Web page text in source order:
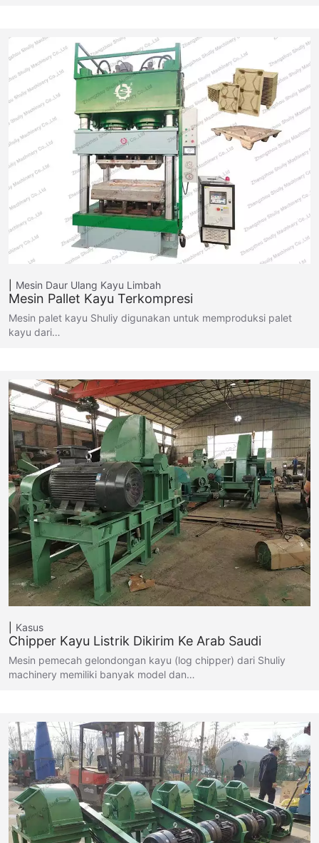
Mesin Daur Ulang Kayu Limbah
Mesin Pallet Kayu Terkompresi
Mesin palet kayu Shuliy digunakan untuk memproduksi palet
kayu dari…
Kasus
Chipper Kayu Listrik Dikirim Ke Arab Saudi
Mesin pemecah gelondongan kayu (log chipper) dari Shuliy
machinery memiliki banyak model dan…